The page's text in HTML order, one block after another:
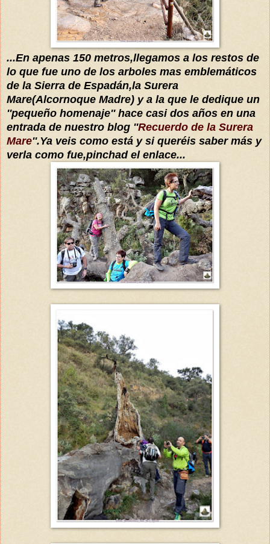
...En apenas 150 metros,llegamos a los restos de
lo que fue uno de los arboles mas emblemáticos
de la Sierra de Espadán,la Surera
Mare(Alcornoque Madre) y a la que le dedique un
''pequeño homenaje'' hace casi dos años en una
entrada de nuestro blog ''Recuerdo de la Surera
Mare''.Ya veis como está y si queréis saber más y
verla como fue,pinchadel enlace...